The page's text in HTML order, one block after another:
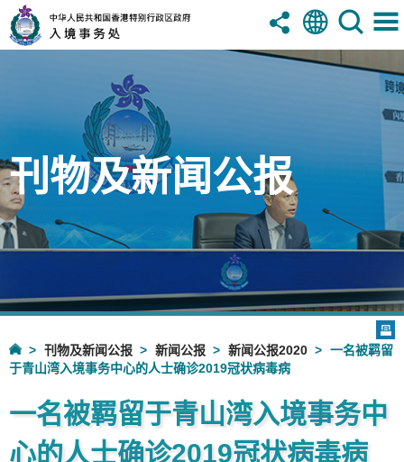
刊物及新闻公报
刊物及新闻公报 新闻公报 新闻公报2020
一名被羁留
于青山湾入境事务中心的人士确诊2019冠状病毒病
一名被羁留于青山湾入境事务中
心的人士确诊2019冠状病毒病